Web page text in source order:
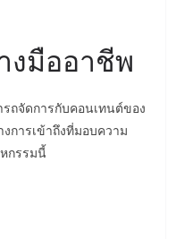
งมืออาชีพ
ถจัดการกับคอนเทนต์ของ
การเข้าถึงที่มอบความ
กรรมนี้